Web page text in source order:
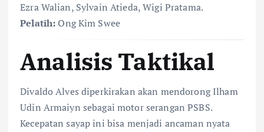
Ezra Walian, Sylvain Atieda, Wigi Pratama.
Pelatih: Ong Kim Swee
Analisis Taktikal
Divaldo Alves diperkirakan akan mendorong Ilham
Udin Armaiyn sebagai motor serangan PSBS.
Kecepatan sayap ini bisa menjadi ancaman nyata